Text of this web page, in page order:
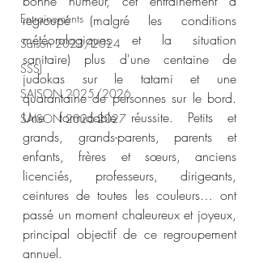
Entrainements
Saison 2023/2024
SSSJ
SAISON 2025/2026
SAISON 2026-2027
regroupé (malgré les conditions
météorologiques et la situation
sanitaire) plus d'une centaine de
judokas sur le tatami et une
quarantaine de personnes sur le bord.
Une formidable réussite. Petits et
grands, grands-parents, parents et
enfants, frères et sœurs, anciens
licenciés, professeurs, dirigeants,
ceintures de toutes les couleurs… ont
passé un moment chaleureux et joyeux,
principal objectif de ce regroupement
annuel.